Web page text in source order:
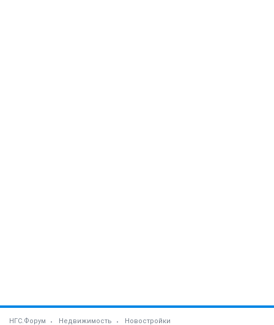
НГС.Форум Недвижимость Новостройки